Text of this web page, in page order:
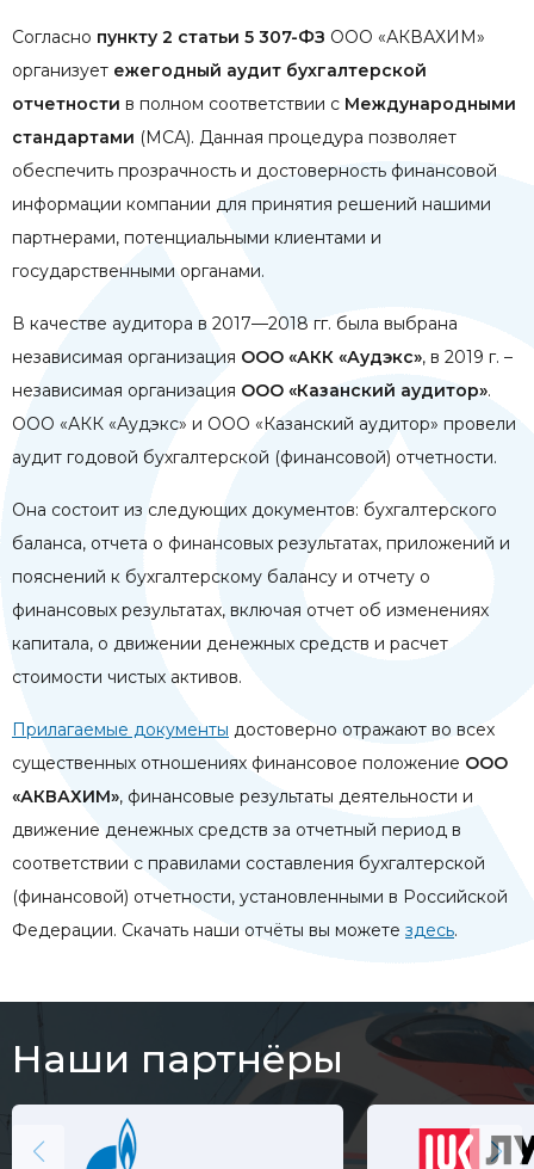
Согласно пункту 2 статьи 5 307-ФЗ ООО «АКВАХИМ»
организует ежегодный аудит бухгалтерской
отчетности в полном соответствии с Международными
стандартами (МСА). Данная процедура позволяет
обеспечить прозрачность и достоверность финансовой
информации компании для принятия решений нашими
партнерами, потенциальными клиентами и
государственными органами.
В качестве аудитора в 2017—2018 гг. была выбрана
независимая организация ООО «АКК «Аудэкс», в 2019 г. –
независимая организация ООО «Казанский аудитор».
ООО «АКК «Аудэкс» и ООО «Казанский аудитор» провели
аудит годовой бухгалтерской (финансовой) отчетности.
Она состоит из следующих документов: бухгалтерского
баланса, отчета о финансовых результатах, приложений и
пояснений к бухгалтерскому балансу и отчету о
финансовых результатах, включая отчет об изменениях
капитала, о движении денежных средств и расчет
стоимости чистых активов.
Прилагаемые документы достоверно отражают во всех
существенных отношениях финансовое положение ООО
«АКВАХИМ», финансовые результаты деятельности и
движение денежных средств за отчетный период в
соответствии с правилами составления бухгалтерской
(финансовой) отчетности, установленными в Российской
Федерации. Скачать наши отчёты вы можете здесь.
Наши партнёры